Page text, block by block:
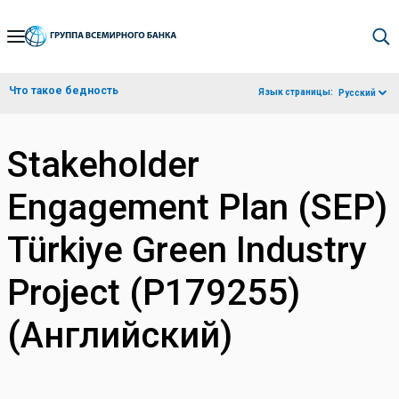
Skip
Navigation
Что такое бедность Язык страницы: Русский
Stakeholder
Engagement Plan (SEP)
Türkiye Green Industry
Project (P179255)
(Английский)